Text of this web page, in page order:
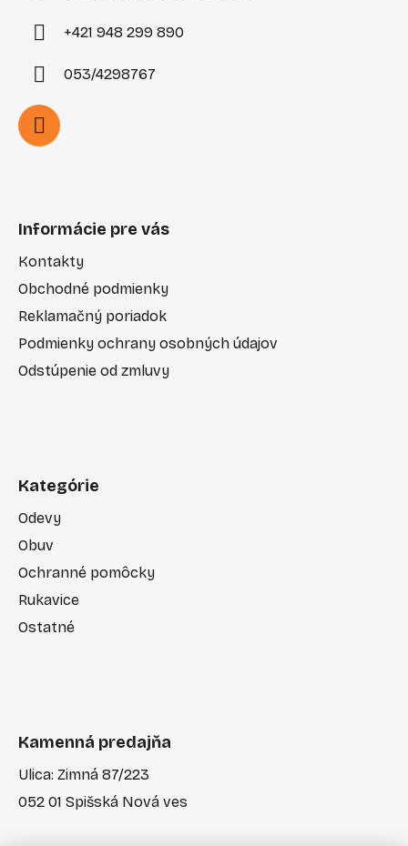
+421 948 299 890
053/4298767
Informácie pre vás
Kontakty
Obchodné podmienky
Reklamačný poriadok
Podmienky ochrany osobných údajov
Odstúpenie od zmluvy
Kategórie
Odevy
Obuv
Ochranné pomôcky
Rukavice
Ostatné
Kamenná predajňa
Ulica: Zimná 87/223
052 01 Spišská Nová ves